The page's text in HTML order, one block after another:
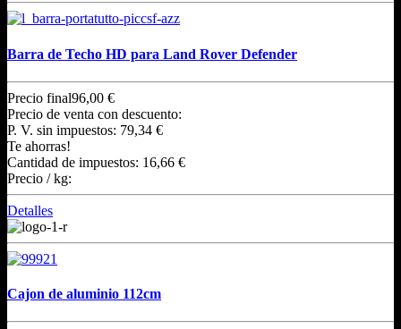
Barra de Techo HD para Land Rover Defender
Precio final96,00 €
Precio de venta con descuento:
P. V. sin impuestos: 79,34 €
Te ahorras!
Cantidad de impuestos: 16,66 €
Precio / kg:
Detalles
Cajon de aluminio 112cm